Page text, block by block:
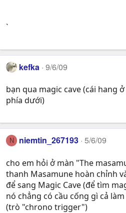
`
kefka 9/6/09
bạn qua magic cave (cái hang
phía dưới)
N niemtin_267193 5/6/09
cho em hỏi ở màn "The
thanh Masamune hoàn chỉnh
để sang Magic Cave (để tìm
nó chẳng có cầu cống gì cả
(trò "chrono trigger")